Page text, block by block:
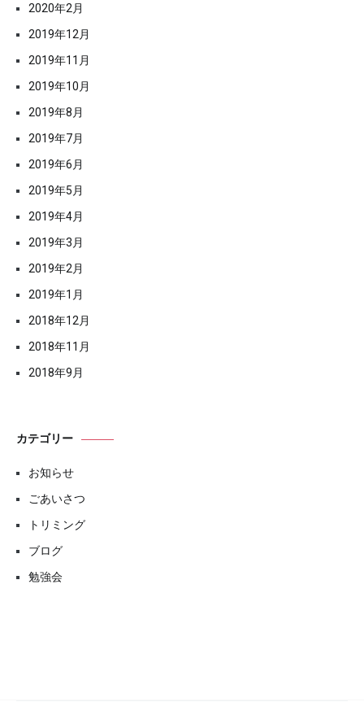
2020年2月
2019年12月
2019年11月
2019年10月
2019年8月
2019年7月
2019年6月
2019年5月
2019年4月
2019年3月
2019年2月
2019年1月
2018年12月
2018年11月
2018年9月
カテゴリー
お知らせ
ごあいさつ
トリミング
ブログ
勉強会